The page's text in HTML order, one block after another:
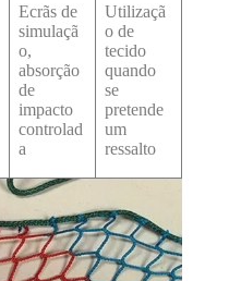
Ecrãs de
simulaçã
o,
absorção
de
impacto
controlad
a
Utilizaçã
o de
tecido
quando
se
pretende
um
ressalto